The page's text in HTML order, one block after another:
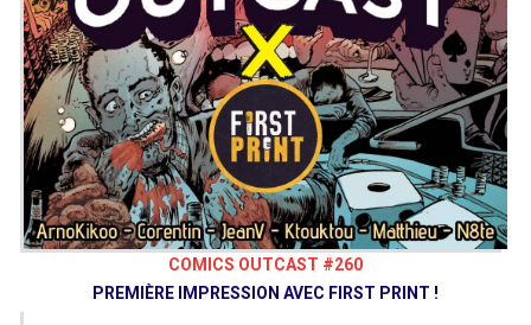
COMICS OUTCAST #260
PREMIÈRE IMPRESSION AVEC FIRST PRINT !